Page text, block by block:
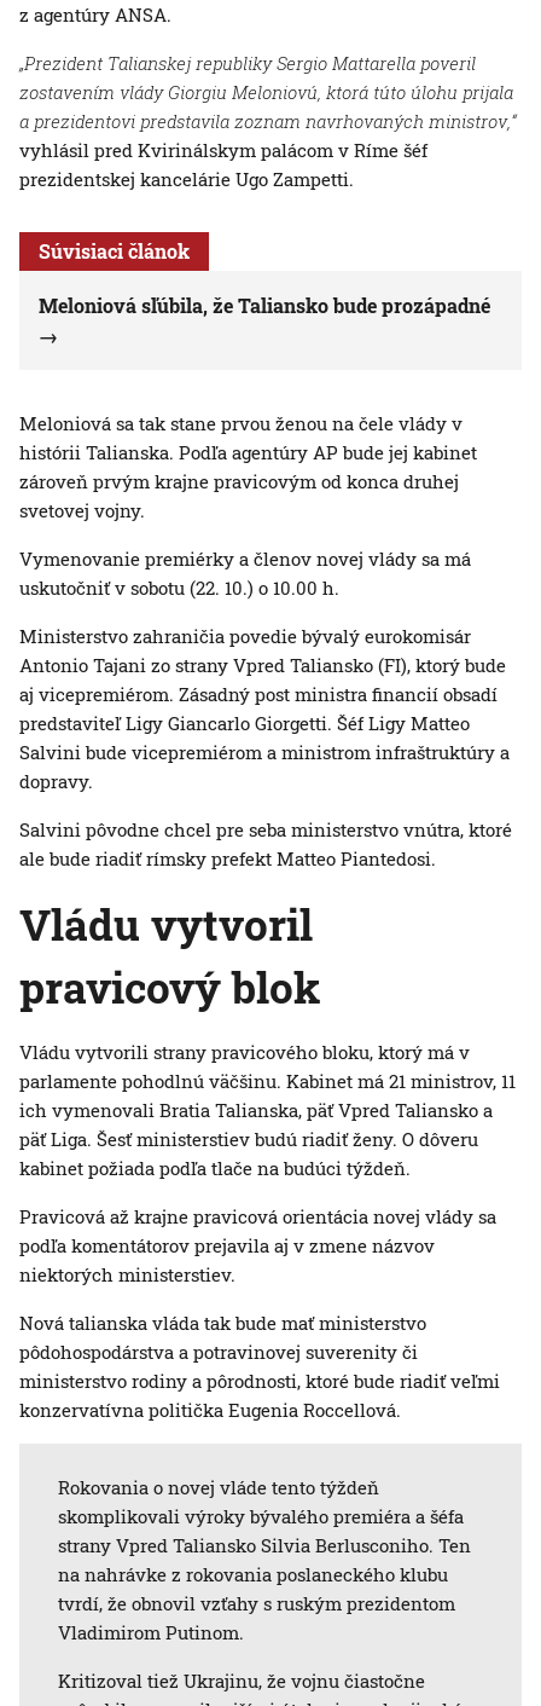
z agentúry ANSA.
„Prezident Talianskej republiky Sergio Mattarella poveril
zostavením vlády Giorgiu Meloniovú, ktorá túto úlohu prijala
a prezidentovi predstavila zoznam navrhovaných ministrov,“
vyhlásil pred Kvirinálskym palácom v Ríme šéf
prezidentskej kancelárie Ugo Zampetti.
Súvisiaci článok
Meloniová sľúbila, že Taliansko bude prozápadné
Meloniová sa tak stane prvou ženou na čele vlády v
histórii Talianska. Podľa agentúry AP bude jej kabinet
zároveň prvým krajne pravicovým od konca druhej
svetovej vojny.
Vymenovanie premiérky a členov novej vlády sa má
uskutočniť v sobotu (22. 10.) o 10.00 h.
Ministerstvo zahraničia povedie bývalý eurokomisár
Antonio Tajani zo strany Vpred Taliansko (FI), ktorý bude
aj vicepremiérom. Zásadný post ministra financií obsadí
predstaviteľ Ligy Giancarlo Giorgetti. Šéf Ligy Matteo
Salvini bude vicepremiérom a ministrom infraštruktúry a
dopravy.
Salvini pôvodne chcel pre seba ministerstvo vnútra, ktoré
ale bude riadiť rímsky prefekt Matteo Piantedosi.
Vládu vytvoril
pravicový blok
Vládu vytvorili strany pravicového bloku, ktorý má v
parlamente pohodlnú väčšinu. Kabinet má 21 ministrov, 11
ich vymenovali Bratia Talianska, päť Vpred Taliansko a
päť Liga. Šesť ministerstiev budú riadiť ženy. O dôveru
kabinet požiada podľa tlače na budúci týždeň.
Pravicová až krajne pravicová orientácia novej vlády sa
podľa komentátorov prejavila aj v zmene názvov
niektorých ministerstiev.
Nová talianska vláda tak bude mať ministerstvo
pôdohospodárstva a potravinovej suverenity či
ministerstvo rodiny a pôrodnosti, ktoré bude riadiť veľmi
konzervatívna politička Eugenia Roccellová.
Rokovania o novej vláde tento týždeň
skomplikovali výroky bývalého premiéra a šéfa
strany Vpred Taliansko Silvia Berlusconiho. Ten
na nahrávke z rokovania poslaneckého klubu
tvrdí, že obnovil vzťahy s ruským prezidentom
Vladimirom Putinom.
Kritizoval tiež Ukrajinu, že vojnu čiastočne